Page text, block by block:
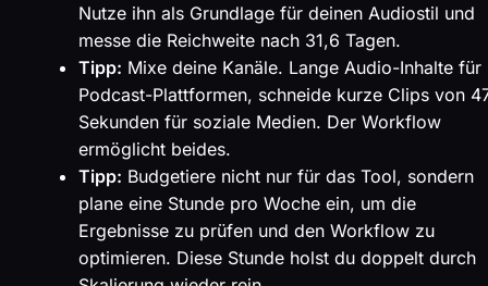
Nutze ihn als Grundlage für deinen Audiostil und
messe die Reichweite nach 31,6 Tagen.
Tipp: Mixe deine Kanäle. Lange Audio-Inhalte für
Podcast-Plattformen, schneide kurze Clips von
Sekunden für soziale Medien. Der Workflow
ermöglicht beides.
Tipp: Budgetiere nicht nur für das Tool, sondern
plane eine Stunde pro Woche ein, um die
Ergebnisse zu prüfen und den Workflow zu
optimieren. Diese Stunde holst du doppelt durch